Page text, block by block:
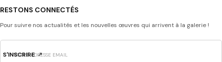
RESTONS CONNECTÉS
Pour suivre nos actualités et les nouvelles œuvres qui arrivent à la galerie !
S'INSCRIRE